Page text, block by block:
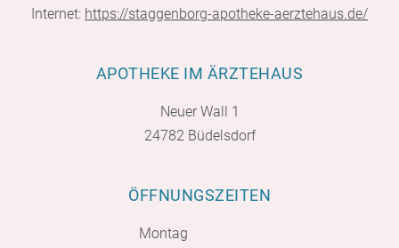
Internet: https://staggenborg-apotheke-aerztehaus.de/
APOTHEKE IM ÄRZTEHAUS
Neuer Wall 1
24782 Büdelsdorf
ÖFFNUNGSZEITEN
Montag